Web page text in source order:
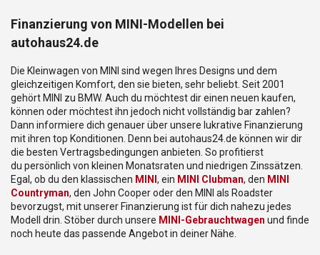
Finanzierung von MINI-Modellen bei
autohaus24.de
Die Kleinwagen von MINI sind wegen Ihres Designs und dem
gleichzeitigen Komfort, den sie bieten, sehr beliebt. Seit 2001
gehört MINI zu BMW. Auch du möchtest dir einen neuen kaufen,
können oder möchtest ihn jedoch nicht vollständig bar zahlen?
Dann informiere dich genauer über unsere lukrative Finanzierung
mit ihren top Konditionen. Denn bei autohaus24.de können wir dir
die besten Vertragsbedingungen anbieten. So profitierst
du persönlich von kleinen Monatsraten und niedrigen Zinssätzen.
Egal, ob du den klassischen MINI , ein MINI Clubman, den MINI
Countryman, den John Cooper oder den MINI als Roadster
bevorzugst, mit unserer Finanzierung ist für dich nahezu jedes
Modell drin. Stöber durch unsere MINI -Gebrauchtwagen und finde
noch heute das passende Angebot in deiner Nähe.